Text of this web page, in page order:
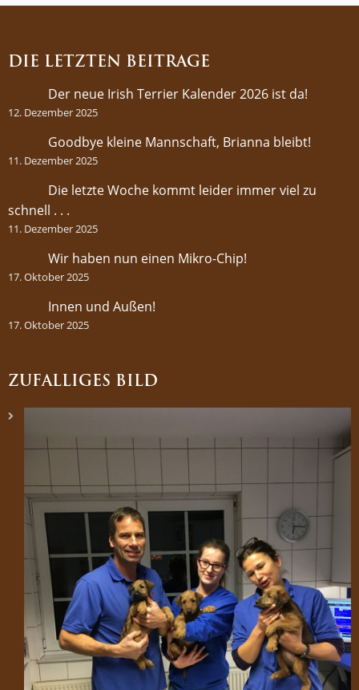
DIE LETZTEN BEITRÄGE
Der neue Irish Terrier Kalender 2026 ist da!
12. Dezember 2025
Goodbye kleine Mannschaft, Brianna bleibt!
11. Dezember 2025
Die letzte Woche kommt leider immer viel zu
schnell . . .
11. Dezember 2025
Wir haben nun einen Mikro-Chip!
17. Oktober 2025
Innen und Außen!
17. Oktober 2025
ZUFÄLLIGES BILD